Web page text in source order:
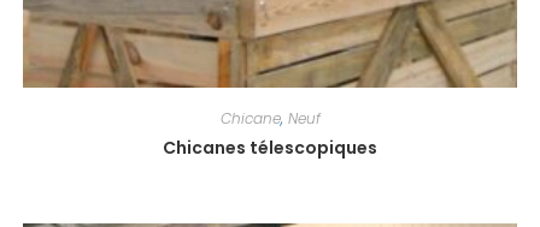
Chicane, Neuf
Chicanes télescopiques